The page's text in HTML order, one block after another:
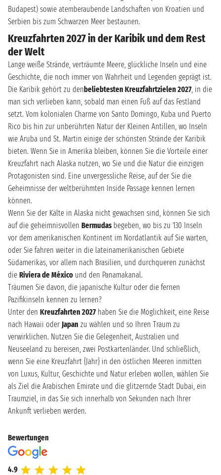
Budapest) sowie atemberaubende Landschaften von Kroatien und
Serbien bis zum Schwarzen Meer bestaunen.
Kreuzfahrten 2027 in der Karibik und dem Rest
der Welt
Lange weiße Strände, verträumte Meere, glückliche Inseln und eine
Geschichte, die noch immer von Wahrheit und Legenden geprägt ist.
Die Karibik gehört zu den beliebtesten Kreuzfahrtzielen 2027, in die
man sich verlieben kann, sobald man einen Fuß auf das Festland
setzt. Vom kolonialen Charme von Santo Domingo, Kuba und Puerto
Rico bis hin zur unberührten Natur der Kleinen Antillen, wo Inseln
wie Aruba und St. Martin einige der schönsten Strände der Karibik
bieten. Wenn Sie in Amerika bleiben, können Sie die Vorteile einer
Kreuzfahrt nach Alaska nutzen, wo Sie und die Natur die einzigen
Protagonisten sind. Eine unvergessliche Reise, auf der Sie die
Geheimnisse der weltberühmten Inside Passage kennen lernen
können.
Wenn Sie der Kälte in Alaska nicht gewachsen sind, können Sie sich
auf die geheimnisvollen Bermudasbegeben, wo bis zu 130 Inseln
vor dem amerikanischen Kontinent im Nordatlantik auf Sie warten,
oder Sie fahren weiter in die lateinamerikanischen Gebiete
Südamerikas, vor allem nach Brasilien, und durchqueren zunächst
die Riviera de México und den Panamakanal.
Träumen Sie davon, die japanische Kultur oder die fernen
Pazifikinseln kennen zu lernen?
Unter den Kreuzfahrten 2027haben Sie die Möglichkeit, eine Reise
nach Hawaii oder Japan zu wählen und so Ihren Traum zu
verwirklichen. Nutzen Sie die Gelegenheit, Australien und
Neuseeland zu bereisen, zwei Postkartenländer. Und schließlich,
wenn Sie eine Kreuzfahrt {Jahr} in den östlichen Meeren inmitten
von Luxus, Kultur, Geschichte und Natur erleben wollen, wählen Sie
als Ziel die Arabischen Emirate und die glitzernde Stadt Dubai, ein
Traumziel, in das Sie sich innerhalb von Sekunden nach Ihrer
Ankunft verlieben werden.
Bewertungen
4.9